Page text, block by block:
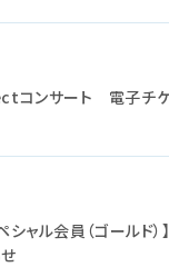
コンサート 電子チ
シャル会員（ゴールド